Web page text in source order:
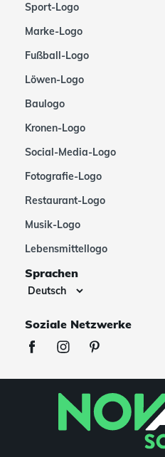
Sport-Logo
Marke-Logo
Fußball-Logo
Löwen-Logo
Baulogo
Kronen-Logo
Social-Media-Logo
Fotografie-Logo
Restaurant-Logo
Musik-Logo
Lebensmittellogo
Sprachen
Soziale Netzwerke